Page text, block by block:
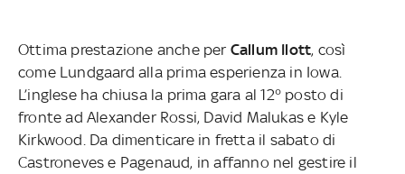
Ottima prestazione anche per Callum Ilott, così
come Lundgaard alla prima esperienza in Iowa.
L’inglese ha chiusa la prima gara al 12° posto di
fronte ad Alexander Rossi, David Malukas e Kyle
Kirkwood. Da dimenticare in fretta il sabato di
Castroneves e Pagenaud, in affanno nel gestire il